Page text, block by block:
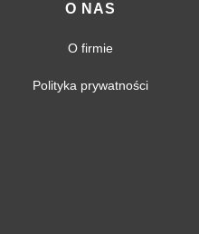
O NAS
O firmie
Polityka prywatności